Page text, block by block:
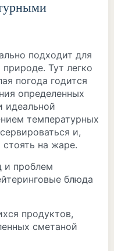
подходит для
Тут легко
погода годится
определенных
идеальной
температурных
и,
на жаре.
и проблем
блюда
продуктов,
сметаной